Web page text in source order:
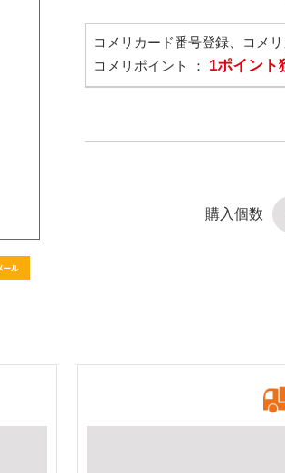
コメリカード番号登録、コメ
コメリポイント ： 1ポイント
購入個数